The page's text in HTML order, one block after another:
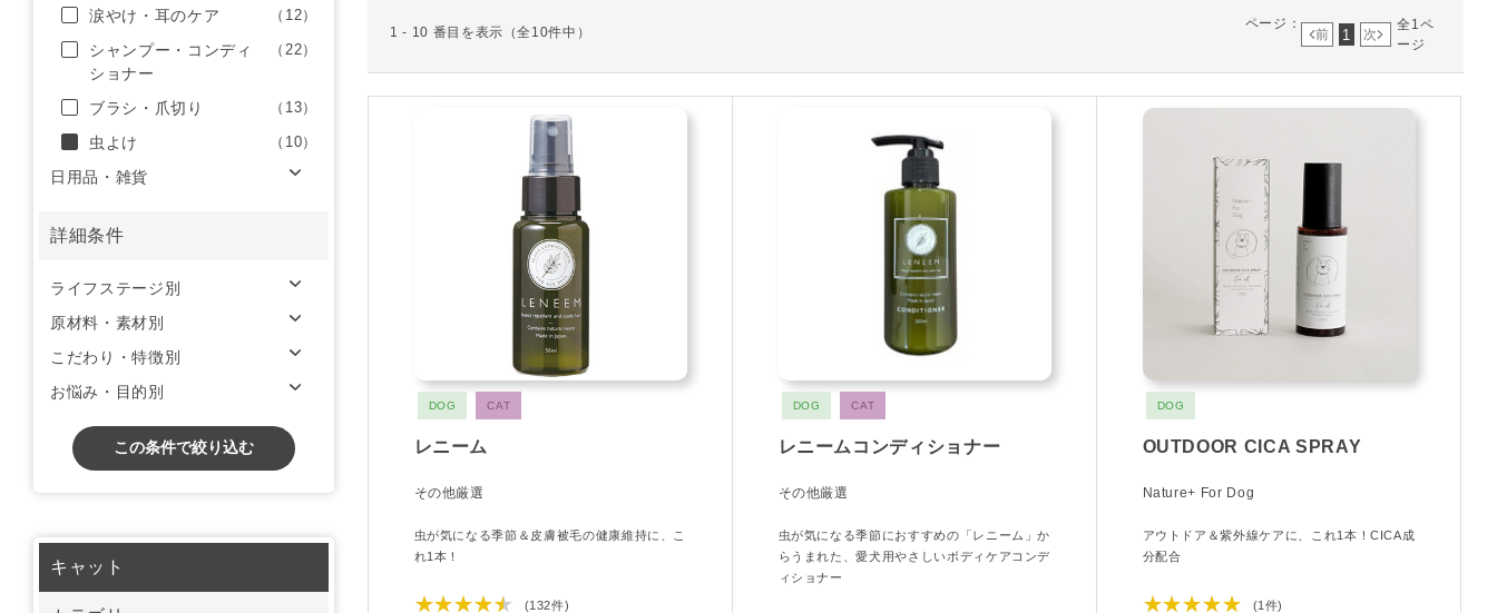
1 - 10 番目を表示（全10件中）
ページ：
前 1 次
全1ペ
ージ
DOG CAT
レニーム
その他厳選
虫が気になる季節＆皮膚被毛の健康維持に、こ
れ1本！
★★★★★ (132件)
DOG CAT
レニームコンディショナー
その他厳選
虫が気になる季節におすすめの「レニーム」か
らうまれた、愛犬用やさしいボディケアコンデ
ィショナー
DOG
OUTDOOR CICA SPRAY
Nature+ For Dog
アウトドア＆紫外線ケアに、これ1本！CICA成
分配合
★★★★★ (1件)
涙やけ・耳のケア （12）
シャンプー・コンディ
ショナー
（22）
ブラシ・爪切り （13）
虫よけ （10）
日用品・雑貨
詳細条件
ライフステージ別
原材料・素材別
こだわり・特徴別
お悩み・目的別
この条件で絞り込む
キャット